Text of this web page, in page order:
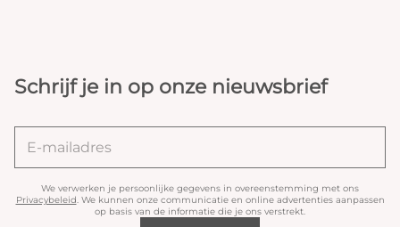
Schrijf je in op onze nieuwsbrief
We verwerken je persoonlijke gegevens in overeenstemming met ons
Privacybeleid. We kunnen onze communicatie en online advertenties aanpassen
op basis van de informatie die je ons verstrekt.